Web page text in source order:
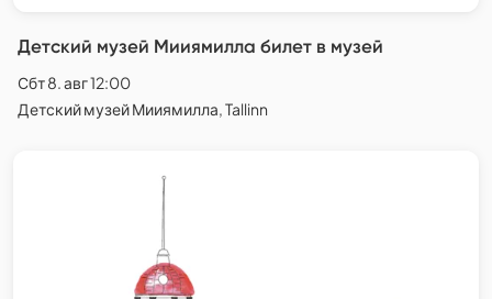
Детский музей Мииямилла билет в музей
Сбт 8. авг 12:00
Детский музей Мииямилла, Tallinn